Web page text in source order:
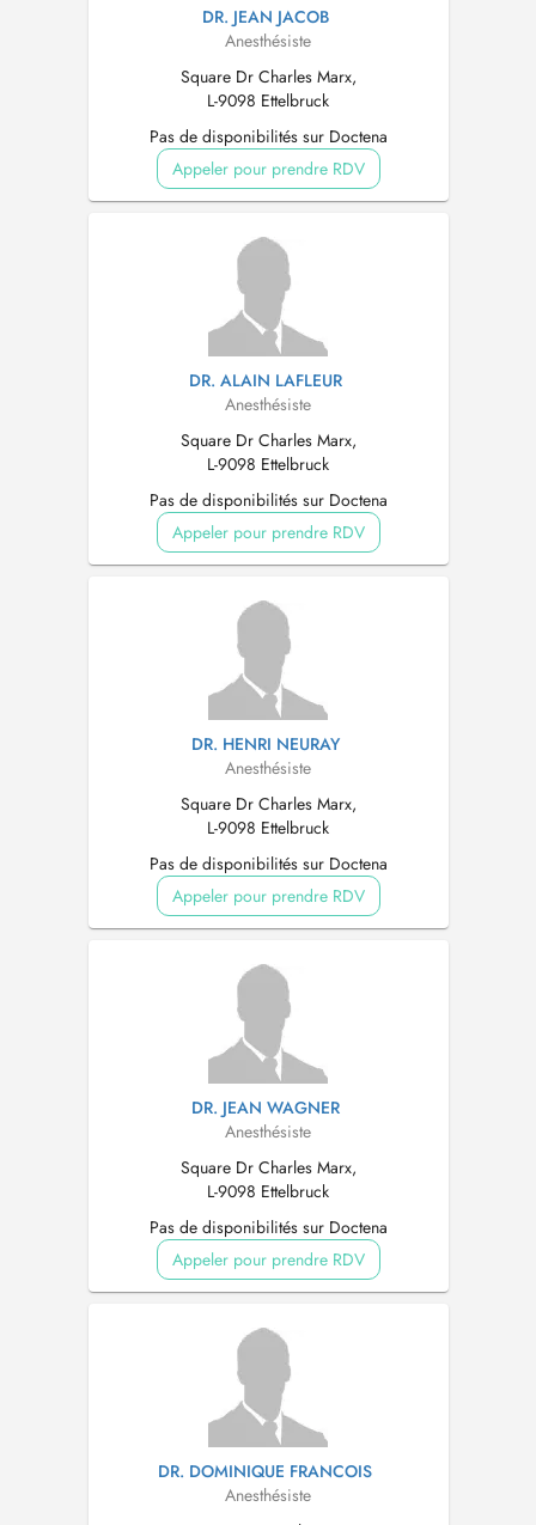
DR. JEAN JACOB
Anesthésiste
Square Dr Charles Marx,
L-9098 Ettelbruck
Pas de disponibilités sur Doctena
Appeler pour prendre RDV
DR. ALAIN LAFLEUR
Anesthésiste
Square Dr Charles Marx,
L-9098 Ettelbruck
Pas de disponibilités sur Doctena
Appeler pour prendre RDV
DR. HENRI NEURAY
Anesthésiste
Square Dr Charles Marx,
L-9098 Ettelbruck
Pas de disponibilités sur Doctena
Appeler pour prendre RDV
DR. JEAN WAGNER
Anesthésiste
Square Dr Charles Marx,
L-9098 Ettelbruck
Pas de disponibilités sur Doctena
Appeler pour prendre RDV
DR. DOMINIQUE FRANCOIS
Anesthésiste